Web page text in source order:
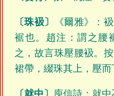
〔珠衱〕
《爾雅》：
裾也。趙注：謂之腰
之，故言珠壓腰衱。
裙帶，綴珠其上，壓而
〔就中〕 庾信詩：就中